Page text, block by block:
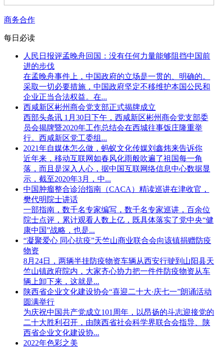
商务合作
每日必读
人民日报评孟晚舟回国：没有任何力量能够阻挡中国前
进的步伐
在孟晚舟事件上，中国政府的立场是一贯的、明确的。
采取一切必要措施，中国政府坚定不移维护本国公民和
企业正当合法权益。在...
西咸新区彬州商会党支部正式揭牌成立
西部头条讯 1月30日下午，西咸新区彬州商会党支部委
员会揭牌暨2020年工作总结会在西城往事饭庄隆重举
行。西咸新区党工委组...
2021年自媒体怎么做，蚂蚁文化传媒刘鑫炜来告诉你
近年来，移动互联网如春风化雨般吹遍了祖国每一角
落，而且是深入人心，据中国互联网络信息中心数据显
示，截至2020年3月，中...
中国肿瘤整合诊治指南（CACA）精读巡讲在津收官，
樊代明院士讲话
一部指南，数千名专家编写，数千名专家巡讲，百余位
院士点评，累计观看人数上亿，既具体落实了党中央“健
康中国”战略，也是...
“凝聚爱心 同心抗疫”天竺山商业联合会向该镇捐赠防疫
物资
8月24日，两辆半挂防疫物资车辆从西安行驶到山阳县天
竺山镇政府院内，大家齐心协力把一件件防疫物资从车
辆上卸下来，这就是...
陕西省企业文化建设协会“喜迎二十大·庆七一”朗诵活动
圆满举行
为庆祝中国共产党成立101周年，以昂扬的斗志迎接党的
二十大胜利召开，由陕西省社会科学界联合会指导、陕
西省企业文化建设协...
2022年色彩之美